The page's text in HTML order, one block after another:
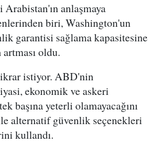
anlaşmaya
biri, Washington'un
garantisi sağlama kapasitesine
oldu.
istiyor. ABD'nin
ekonomik ve askeri
başına yeterli olamayacağını
alternatif güvenlik seçenekleri
kullandı.